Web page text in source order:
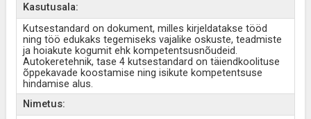
Kasutusala:
Kutsestandard on dokument, milles kirjeldatakse tööd
ning töö edukaks tegemiseks vajalike oskuste, teadmiste
ja hoiakute kogumit ehk kompetentsusnõudeid.
Autokeretehnik, tase 4 kutsestandard on täiendkoolituse
õppekavade koostamise ning isikute kompetentsuse
hindamise alus.
Nimetus: